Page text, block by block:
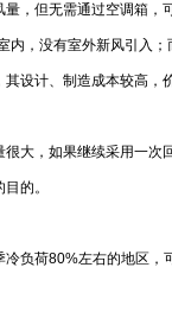
，但无需通过空调箱
，没有室外新风引入
设计、制造成本较高，
大，如果继续采用一
的。
负荷80%左右的地区